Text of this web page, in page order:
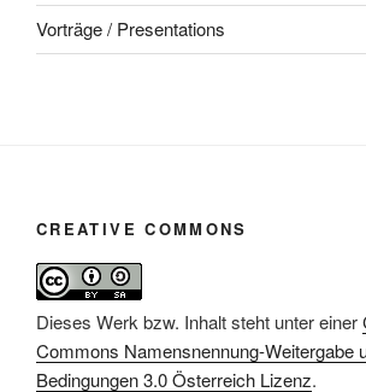
Vorträge / Presentations
CREATIVE COMMONS
Dieses Werk bzw. Inhalt steht unter einer
Commons Namensnennung-Weitergabe
Bedingungen 3.0 Österreich Lizenz.